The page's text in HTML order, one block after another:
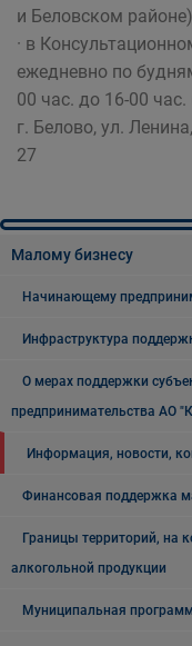
и Беловском
· в
ежедневно по
00 час. до 16-00
г. Белово, ул.
27
Малому бизнесу
Начинающему
Инфраструктура
О мерах поддержки
предпринимательства АО
Информация, новости,
Финансовая поддержка
Границы территорий, на
алкогольной продукции
Муниципальная